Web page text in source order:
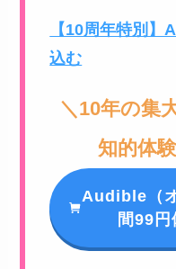
【10周年特別
込む
＼10年の集
知的体
Audible（
間99